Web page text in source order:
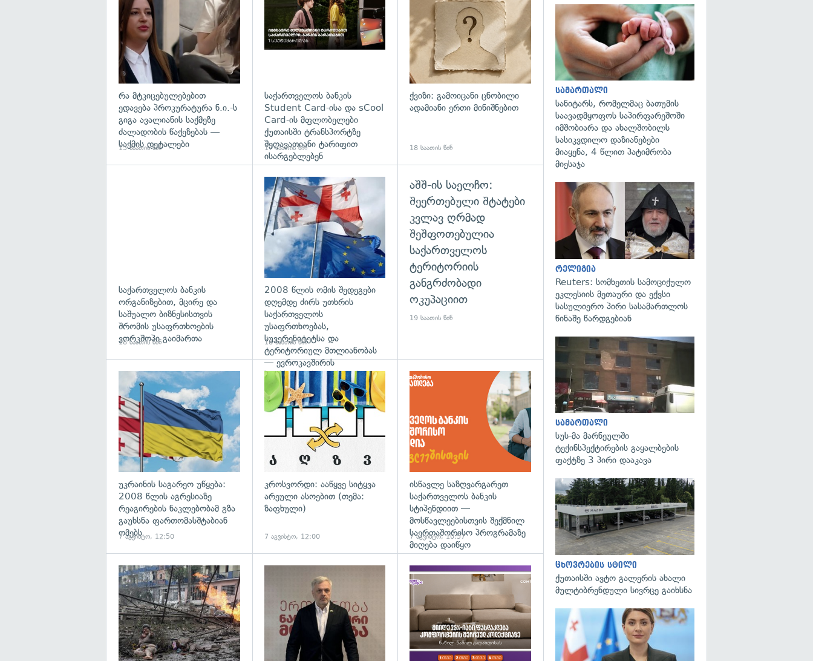
რა მტკიცებულებებით
ედავება პროკურატურა ნ.ი.-ს
გიგა ავალიანის საქმეზე
ძალადობის წაქეზებას —
საქმის დეტალები
15 საათის წინ
საქართველოს ბანკის
Student Card-ისა და sCool
Card-ის მფლობელები
ქუთაისში ტრანსპორტზე
შეღავათიანი ტარიფით
ისარგებლებენ
17 საათის წინ
ქვიზი: გამოიცანი ცნობილი
ადამიანი ერთი მინიშნებით
18 საათის წინ
საქართველოს ბანკის
ორგანიზებით, მცირე და
საშუალო ბიზნესისთვის
შრომის უსაფრთხოების
ვორკშოპი გაიმართა
18 საათის წინ
გადახედვა
2008 წლის ომის შედეგები
დღემდე ძირს უთხრის
საქართველოს
უსაფრთხოებას,
სუვერენიტეტსა და
ტერიტორიულ მთლიანობას
— ევროკავშირის
პრესპიკერის განცხადება
18 საათის წინ
აშშ-ის საელჩო:
შეერთებული შტატები
კვლავ ღრმად
შეშფოთებულია
საქართველოს
ტერიტორიის
განგრძობადი
ოკუპაციით
19 საათის წინ
გადახედვა
უკრაინის საგარეო უწყება:
2008 წლის აგრესიაზე
რეაგირების ნაკლებობამ გზა
გაუხსნა ფართომასშტაბიან
ომებს
7 აგვისტო, 12:50
გადახედვა
კროსვორდი: ააწყვე სიტყვა
არეული ასოებით (თემა:
ზაფხული)
7 აგვისტო, 12:00
ისწავლე საზღვარგარეთ
საქართველოს ბანკის
სტიპენდიით —
მოსწავლეებისთვის შექმნილ
საერთაშორისო პროგრამაზე
მიღება დაიწყო
7 აგვისტო, 10:57
გადახედვა
სამართალი
სანიტარს, რომელმაც ბათუმის
საავადმყოფოს საპირფარეშოში
იმშობიარა და ახალშობილს
სასიკვდილო დაზიანებები
მიაყენა, 4 წლით პატიმრობა
მიესაჯა
რელიგია
Reuters: სომხეთის სამოციქულო
ეკლესიის მეთაური და ექვსი
სასულიერო პირი სასამართლოს
წინაშე წარდგებიან
სამართალი
სუს-მა მარნეულში
ტექინსპექტირების გაყალბების
ფაქტზე 3 პირი დააკავა
ცხოვრების სტილი
ქუთაისში ავტო გალერის ახალი
მულტიბრენდული სივრცე გაიხსნა